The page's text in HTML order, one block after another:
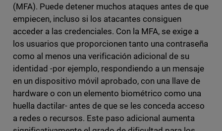
(MFA). Puede detener muchos ataques antes de que
empiecen, incluso si los atacantes consiguen
acceder a las credenciales. Con la MFA, se exige a
los usuarios que proporcionen tanto una contraseña
como al menos una verificación adicional de su
identidad -por ejemplo, respondiendo a un mensaje
en un dispositivo móvil aprobado, con una llave de
hardware o con un elemento biométrico como una
huella dactilar- antes de que se les conceda acceso
a redes o recursos. Este paso adicional aumenta